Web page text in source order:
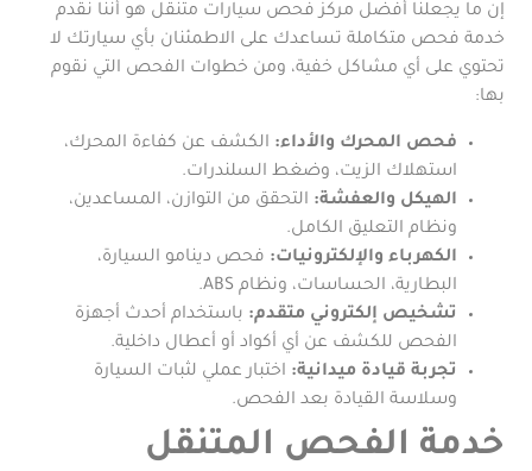
إن ما يجعلنا أفضل مركز فحص سيارات متنقل هو أننا نقدم
خدمة فحص متكاملة تساعدك على الاطمئنان بأي سيارتك لا
تحتوي على أي مشاكل خفية، ومن خطوات الفحص التي نقوم
بها:
فحص المحرك والأداء: الكشف عن كفاءة المحرك،
استهلاك الزيت، وضغط السلندرات.
الهيكل والعفشة: التحقق من التوازن، المساعدين،
ونظام التعليق الكامل.
الكهرباء والإلكترونيات: فحص دينامو السيارة،
البطارية، الحساسات، ونظام ABS.
تشخيص إلكتروني متقدم: باستخدام أحدث أجهزة
الفحص للكشف عن أي أكواد أو أعطال داخلية.
تجربة قيادة ميدانية: اختبار عملي لثبات السيارة
وسلاسة القيادة بعد الفحص.
خدمة الفحص المتنقل